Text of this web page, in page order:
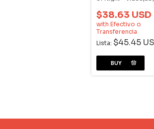
$38.63 USD
with Efectivo o
Transferencia
Lista: $45.45